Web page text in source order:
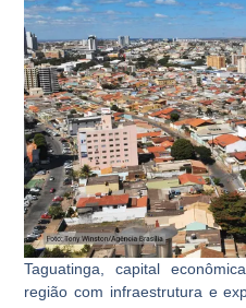
Taguatinga, capital
região com infraestrutura e